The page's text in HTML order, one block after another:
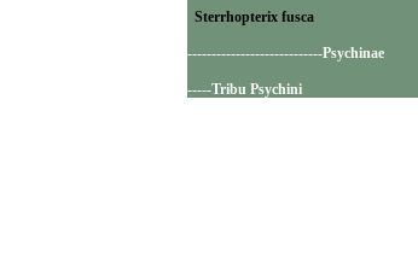
Sterrhopterix fusca
----------------------------Psychinae
-----Tribu Psychini